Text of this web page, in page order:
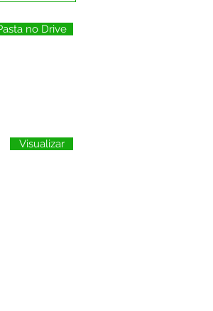
no Drive
Visualizar